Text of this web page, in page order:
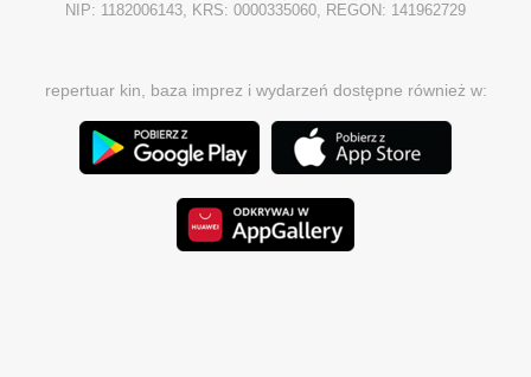
NIP: 1182006143, KRS: 0000335060, REGON: 141962729
repertuar kin, baza imprez i wydarzeń dostępne również w: